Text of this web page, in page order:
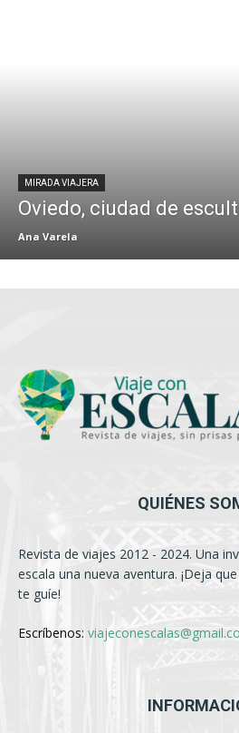
MIRADA VIAJERA
Oviedo, ciudad de
Ana Varela
QUIÉNES
Revista de viajes 2012 - 2024. Una
escala una nueva aventura. ¡Deja
te guíe!
Escríbenos: